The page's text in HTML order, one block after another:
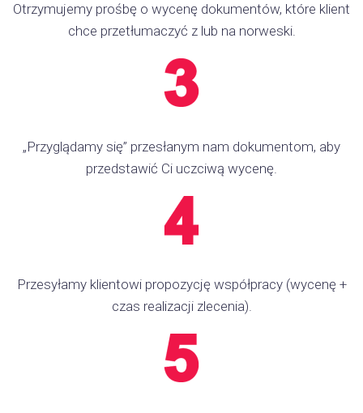
Otrzymujemy prośbę o wycenę dokumentów, które klient
chce przetłumaczyć z lub na norweski.
„Przyglądamy się” przesłanym nam dokumentom, aby
przedstawić Ci uczciwą wycenę.
Przesyłamy klientowi propozycję współpracy (wycenę +
czas realizacji zlecenia).